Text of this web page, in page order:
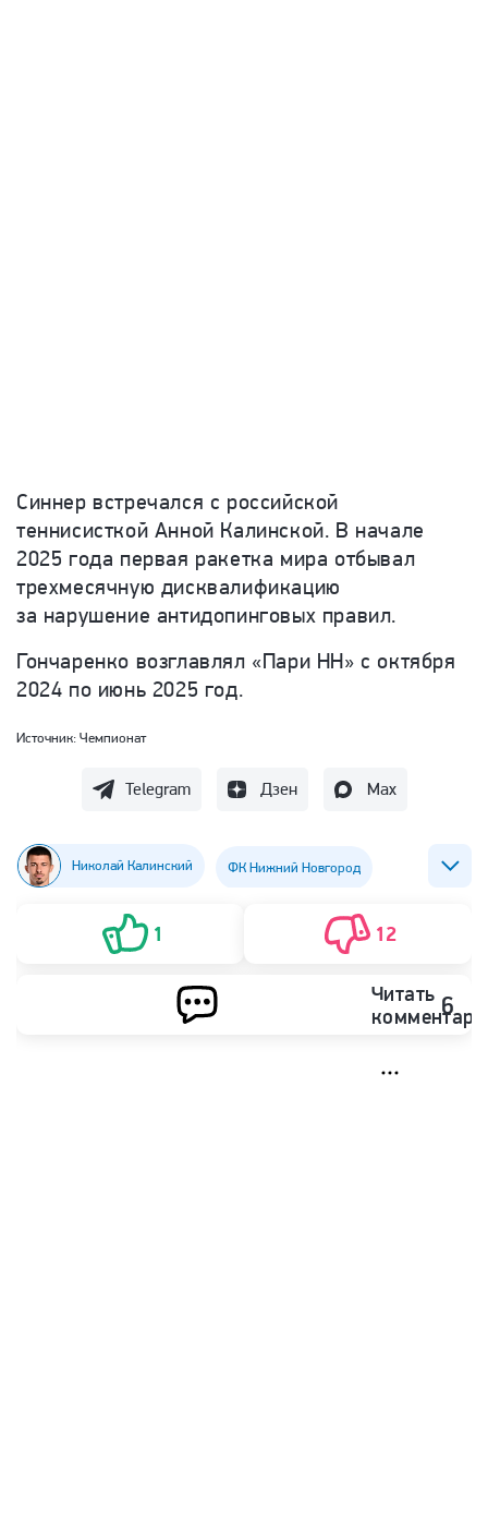
Синнер встречался с российской
теннисисткой Анной Калинской. В начале
2025 года первая ракетка мира отбывал
трехмесячную дисквалификацию
за нарушение антидопинговых правил.
Гончаренко возглавлял «Пари НН» с октября
2024 по июнь 2025 год.
Источник: Чемпионат
Telegram Дзен Max
Николай Калинский ФК Нижний Новгород
Анна Калинская 1 12
Читать 6